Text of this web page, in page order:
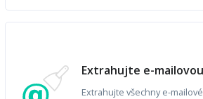
Extrahujte e-
Extrahujte všechny e-